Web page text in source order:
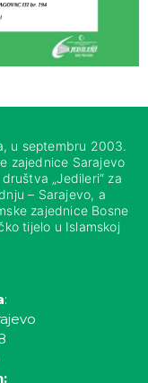
u septembru 2003.
zajednice Sarajevo
„Jedileri“ za
– Sarajevo, a
zajednice Bosne
tijelo u Islamskoj
: